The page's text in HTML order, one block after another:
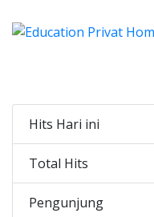
Hits Hari ini
Total Hits
Pengunjung